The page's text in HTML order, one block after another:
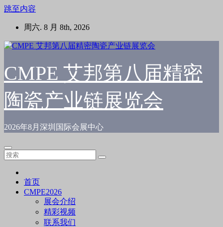
跳至内容
周六. 8 月 8th, 2026
CMPE 艾邦第八届精密
陶瓷产业链展览会
2026年8月深圳国际会展中心
首页
CMPE2026
展会介绍
精彩视频
联系我们